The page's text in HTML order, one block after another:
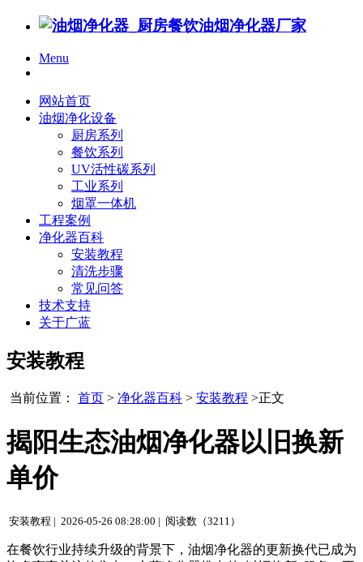
Menu
网站首页
油烟净化设备
厨房系列
餐饮系列
UV活性碳系列
工业系列
烟罩一体机
工程案例
净化器百科
安装教程
清洗步骤
常见问答
技术支持
关于广蓝
安装教程
当前位置： 首页 > 净化器百科 > 安装教程 >正文
揭阳生态油烟净化器以旧换新
单价
安装教程 | 2026-05-26 08:28:00 | 阅读数（3211）
在餐饮行业持续升级的背景下，油烟净化器的更新换代已成为